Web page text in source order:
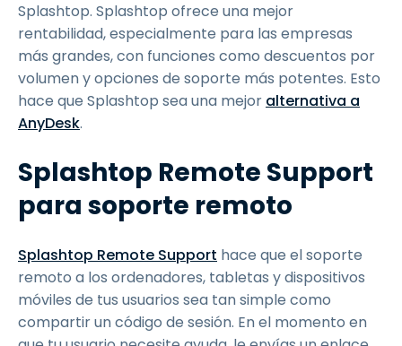
Splashtop. Splashtop ofrece una mejor
rentabilidad, especialmente para las empresas
más grandes, con funciones como descuentos por
volumen y opciones de soporte más potentes. Esto
hace que Splashtop sea una mejor alternativa a
AnyDesk.
Splashtop Remote Support
para soporte remoto
Splashtop Remote Support hace que el soporte
remoto a los ordenadores, tabletas y dispositivos
móviles de tus usuarios sea tan simple como
compartir un código de sesión. En el momento en